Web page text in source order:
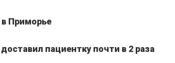
Приморье
пациентку почти в 2 раза